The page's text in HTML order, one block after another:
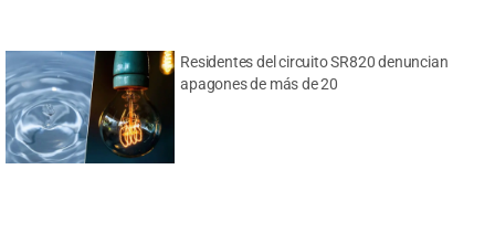
Residentes del circuito SR820 denuncian
apagones de más de 20